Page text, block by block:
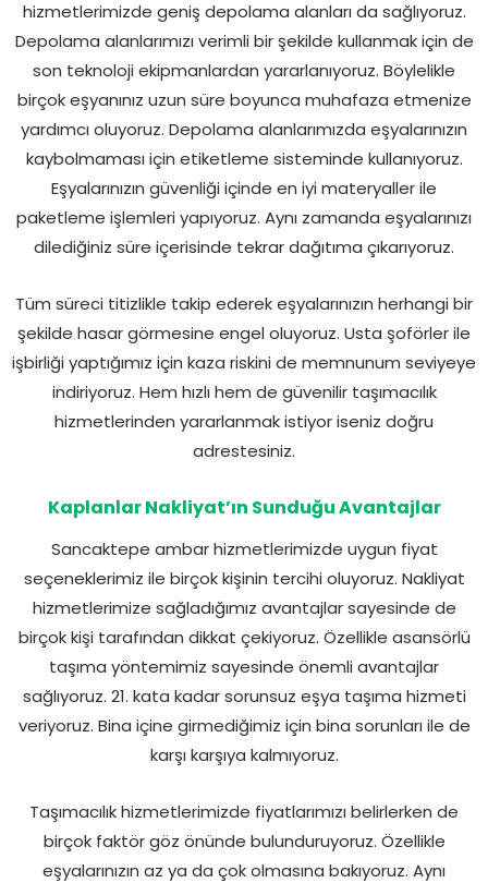
hizmetlerimizde geniş depolama alanları da sağlıyoruz.
Depolama alanlarımızı verimli bir şekilde kullanmak için de
son teknoloji ekipmanlardan yararlanıyoruz. Böylelikle
birçok eşyanınız uzun süre boyunca muhafaza etmenize
yardımcı oluyoruz. Depolama alanlarımızda eşyalarınızın
kaybolmaması için etiketleme sisteminde kullanıyoruz.
Eşyalarınızın güvenliği içinde en iyi materyaller ile
paketleme işlemleri yapıyoruz. Aynı zamanda eşyalarınızı
dilediğiniz süre içerisinde tekrar dağıtıma çıkarıyoruz.
Tüm süreci titizlikle takip ederek eşyalarınızın herhangi bir
şekilde hasar görmesine engel oluyoruz. Usta şoförler ile
işbirliği yaptığımız için kaza riskini de memnunum seviyeye
indiriyoruz. Hem hızlı hem de güvenilir taşımacılık
hizmetlerinden yararlanmak istiyor iseniz doğru
adrestesiniz.
Kaplanlar Nakliyat’ın Sunduğu Avantajlar
Sancaktepe ambar hizmetlerimizde uygun fiyat
seçeneklerimiz ile birçok kişinin tercihi oluyoruz. Nakliyat
hizmetlerimize sağladığımız avantajlar sayesinde de
birçok kişi tarafından dikkat çekiyoruz. Özellikle asansörlü
taşıma yöntemimiz sayesinde önemli avantajlar
sağlıyoruz. 21. kata kadar sorunsuz eşya taşıma hizmeti
veriyoruz. Bina içine girmediğimiz için bina sorunları ile de
karşı karşıya kalmıyoruz.
Taşımacılık hizmetlerimizde fiyatlarımızı belirlerken de
birçok faktör göz önünde bulunduruyoruz. Özellikle
eşyalarınızın az ya da çok olmasına bakıyoruz. Aynı